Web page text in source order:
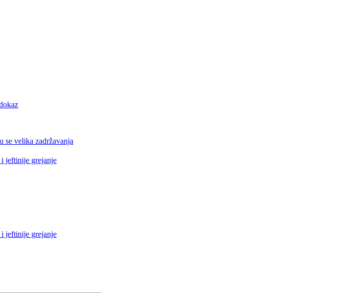
velika zadržavanja
jeftinije grejanje
jeftinije grejanje